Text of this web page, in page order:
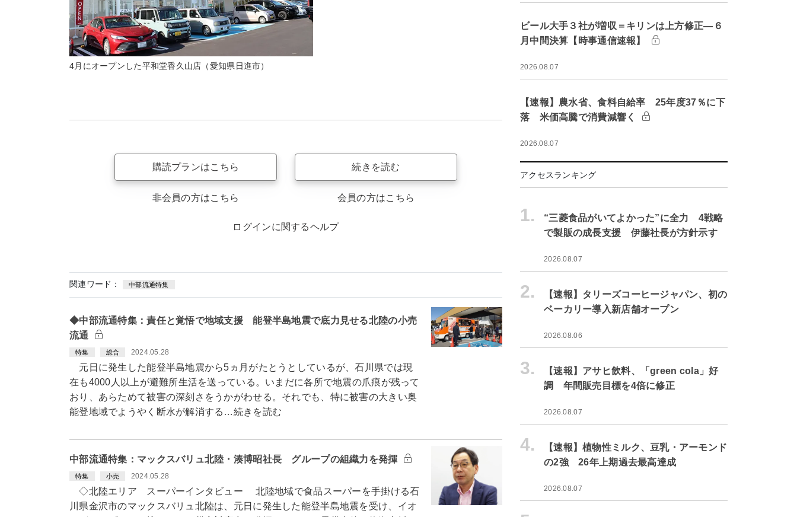
4月にオープンした平和堂香久山店（愛知県日進市）
購読プランはこちら
非会員の方はこちら
続きを読む
会員の方はこちら
ログインに関するヘルプ
関連ワード： 中部流通特集
◆中部流通特集：責任と覚悟で地域支援 能登半島地震で底力見せる北陸の小売
流通
特集 総合 2024.05.28
元日に発生した能登半島地震から5ヵ月がたとうとしているが、石川県では現
在も4000人以上が避難所生活を送っている。いまだに各所で地震の爪痕が残って
おり、あらためて被害の深刻さをうかがわせる。それでも、特に被害の大きい奥
能登地域でようやく断水が解消する…続きを読む
中部流通特集：マックスバリュ北陸・湊博昭社長 グループの組織力を発揮
特集 小売 2024.05.28
◇北陸エリア スーパーインタビュー 北陸地域で食品スーパーを手掛ける石
川県金沢市のマックスバリュ北陸は、元日に発生した能登半島地震を受け、イオ
ビール大手３社が増収＝キリンは上方修正―６
月中間決算【時事通信速報】
2026.08.07
【速報】農水省、食料自給率 25年度37％に下
落 米価高騰で消費減響く
2026.08.07
アクセスランキング
1.
“三菱食品がいてよかった”に全力 4戦略
で製販の成長支援 伊藤社長が方針示す
2026.08.07
2.
【速報】タリーズコーヒージャパン、初の
ベーカリー導入新店舗オープン
2026.08.06
3.
【速報】アサヒ飲料、「green cola」好
調 年間販売目標を4倍に修正
2026.08.07
4.
【速報】植物性ミルク、豆乳・アーモンド
の2強 26年上期過去最高達成
2026.08.07